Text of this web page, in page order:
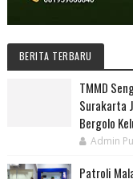
BERITA TERBARU
TMMD
Surakarta
Bergolo
Admin
Patroli